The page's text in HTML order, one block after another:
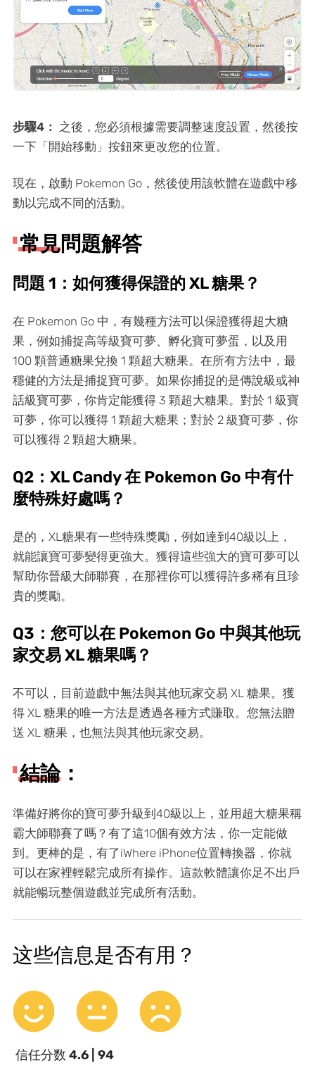
步驟4： 之後，您必須根據需要調整速度設置，然後按
一下「開始移動」按鈕來更改您的位置。
現在，啟動 Pokemon Go，然後使用該軟體在遊戲中移
動以完成不同的活動。
常見問題解答
問題 1：如何獲得保證的 XL 糖果？
在 Pokemon Go 中，有幾種方法可以保證獲得超大糖
果，例如捕捉高等級寶可夢、孵化寶可夢蛋，以及用
100 顆普通糖果兌換 1 顆超大糖果。在所有方法中，最
穩健的方法是捕捉寶可夢。如果你捕捉的是傳說級或神
話級寶可夢，你肯定能獲得 3 顆超大糖果。對於 1 級寶
可夢，你可以獲得 1 顆超大糖果；對於 2 級寶可夢，你
可以獲得 2 顆超大糖果。
Q2：XL Candy 在 Pokemon Go 中有什
麼特殊好處嗎？
是的，XL糖果有一些特殊獎勵，例如達到40級以上，
就能讓寶可夢變得更強大。獲得這些強大的寶可夢可以
幫助你晉級大師聯賽，在那裡你可以獲得許多稀有且珍
貴的獎勵。
Q3：您可以在 Pokemon Go 中與其他玩
家交易 XL 糖果嗎？
不可以，目前遊戲中無法與其他玩家交易 XL 糖果。獲
得 XL 糖果的唯一方法是透過各種方式賺取。您無法贈
送 XL 糖果，也無法與其他玩家交易。
結論：
準備好將你的寶可夢升級到40級以上，並用超大糖果稱
霸大師聯賽了嗎？有了這10個有效方法，你一定能做
到。更棒的是，有了iWhere iPhone位置轉換器，你就
可以在家裡輕鬆完成所有操作。這款軟體讓你足不出戶
就能暢玩整個遊戲並完成所有活動。
这些信息是否有用？
信任分数 4.6 | 94